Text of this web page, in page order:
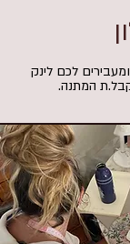
לכם לינק
המתנה.